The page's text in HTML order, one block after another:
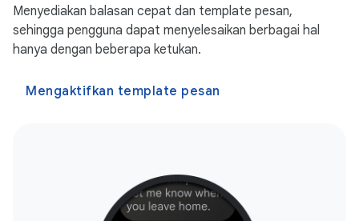
Menyediakan balasan cepat dan template pesan,
sehingga pengguna dapat menyelesaikan berbagai hal
hanya dengan beberapa ketukan.
Mengaktifkan template pesan